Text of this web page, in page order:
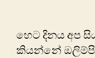
හෙට දිනය අප
කියන්නේ